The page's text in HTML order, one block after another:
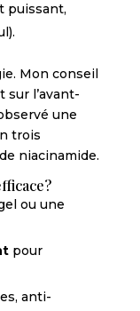
puissant,
Mon conseil
sur l’avant-
une
trois
niacinamide.
ou une
pour
anti-